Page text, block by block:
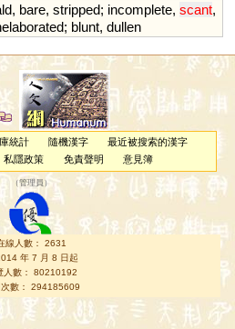
, bare, stripped; incomplete, scant,
; blunt, dullen
統計 隨機漢字
最近被搜索的漢字
私隱政策 免責聲明 意見簿
（管理員 ）
線人數： 2631
年 7 月 8 日起
人數： 80210192
數： 294185609